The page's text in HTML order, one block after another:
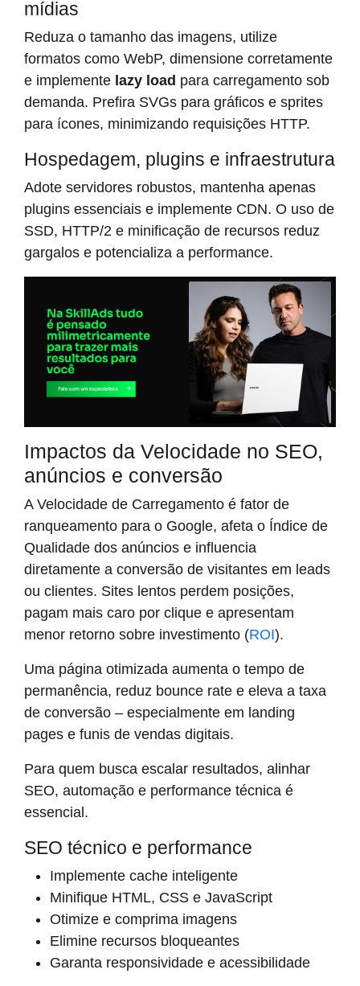
mídias
Reduza o tamanho das imagens, utilize
formatos como WebP, dimensione corretamente
e implemente lazy load para carregamento sob
demanda. Prefira SVGs para gráficos e sprites
para ícones, minimizando requisições HTTP.
Hospedagem, plugins e infraestrutura
Adote servidores robustos, mantenha apenas
plugins essenciais e implemente CDN. O uso de
SSD, HTTP/2 e minificação de recursos reduz
gargalos e potencializa a performance.
Impactos da Velocidade no SEO,
anúncios e conversão
A Velocidade de Carregamento é fator de
ranqueamento para o Google, afeta o Índice de
Qualidade dos anúncios e influencia
diretamente a conversão de visitantes em leads
ou clientes. Sites lentos perdem posições,
pagam mais caro por clique e apresentam
menor retorno sobre investimento (ROI).
Uma página otimizada aumenta o tempo de
permanência, reduz bounce rate e eleva a taxa
de conversão – especialmente em landing
pages e funis de vendas digitais.
Para quem busca escalar resultados, alinhar
SEO, automação e performance técnica é
essencial.
SEO técnico e performance
Implemente cache inteligente
Minifique HTML, CSS e JavaScript
Otimize e comprima imagens
Elimine recursos bloqueantes
Garanta responsividade e acessibilidade